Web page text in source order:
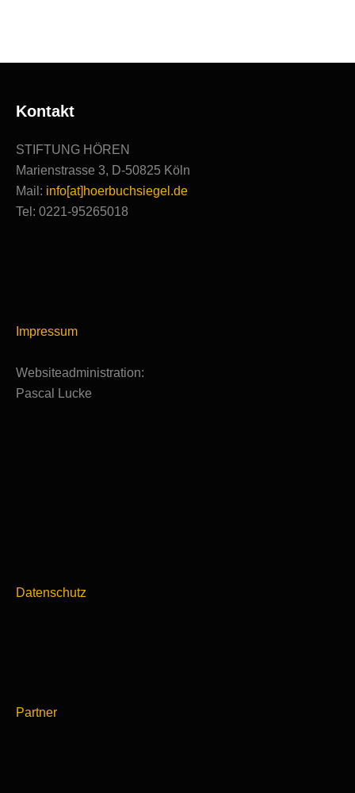
Kontakt
STIFTUNG HÖREN
Marienstrasse 3, D-50825 Köln
Mail: info[at]hoerbuchsiegel.de
Tel: 0221-95265018
Impressum
Websiteadministration:
Pascal Lucke
Datenschutz
Partner